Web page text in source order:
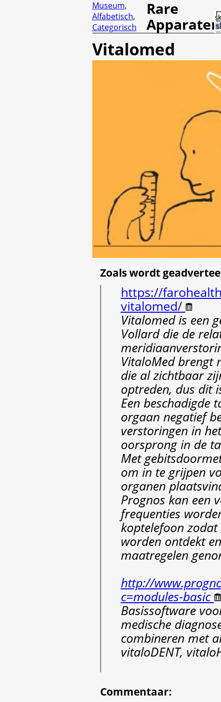
Museum,
Alfabetisch,
Categorisch
Rare
Apparaten
Vitalomed
Zoals wordt
https://
vitalomed/
Vitalomed is een
Vollard die de
VitaloMed brengt
die al zichtbaar
optreden, dus dit
Een beschadigde
orgaan negatief
verstoringen in
oorsprong in de
Met
om in te grijpen
organen
Prognos kan een
frequenties
koptelefoon
worden ontdekt
maatregelen
http://
c=modules-basic
Basissoftware
medische
combineren met
vitaloDENT,
Commentaar: